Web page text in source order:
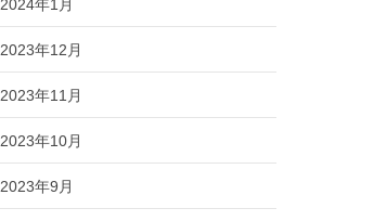
2024年1月
2023年12月
2023年11月
2023年10月
2023年9月